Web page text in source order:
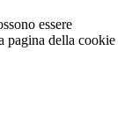
essere
pagina della cookie